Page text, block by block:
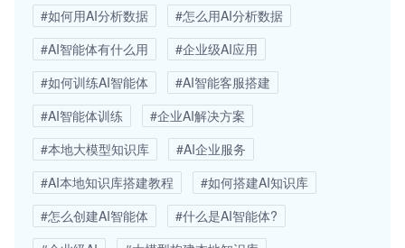
#如何用AI分析数据
#怎么用AI分析数据
#AI智能体有什么用
#企业级AI应用
#如何训练AI智能体
#AI智能客服搭建
#AI智能体训练
#企业AI解决方案
#本地大模型知识库
#AI企业服务
#AI本地知识库搭建教程
#如何搭建AI知识库
#怎么创建AI智能体
#什么是AI智能体?